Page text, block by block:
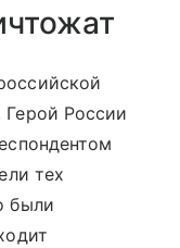
России
тех
были